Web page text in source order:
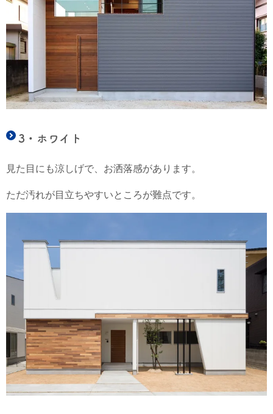
3・ホワイト
見た目にも涼しげで、お洒落感があります。
ただ汚れが目立ちやすいところが難点です。